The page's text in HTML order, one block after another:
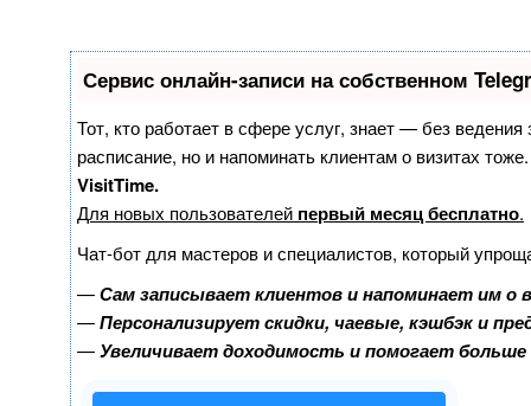
Сервис онлайн-записи на собственном
Тот, кто работает в сфере услуг, знает — без
расписание, но и напоминать клиентам о визитах
VisitTime.
Для новых пользователей первый месяц бесплатно.
Чат-бот для мастеров и специалистов, который
—Сам записывает клиентов и напоминает им о
—Персонализирует скидки, чаевые, кэшбэк и
—Увеличивает доходимость и помогает